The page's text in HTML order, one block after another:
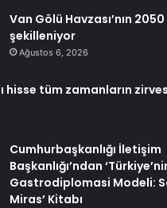
Van Gölü Havzası’nın
şekilleniyor
Ağustos 6, 2026
hisse tüm zamanların
Cumhurbaşkanlığı İletişim
Başkanlığı’ndan
Gastrodiplomasi Modeli:
Miras’ Kitabı